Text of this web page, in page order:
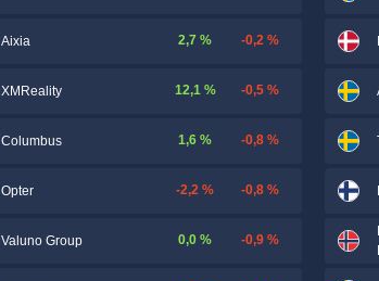
Aixia 2,7 % -0,2 %
XMReality 12,1 % -0,5 %
Columbus 1,6 % -0,8 %
Opter -2,2 % -0,8 %
Valuno Group 0,0 % -0,9 %